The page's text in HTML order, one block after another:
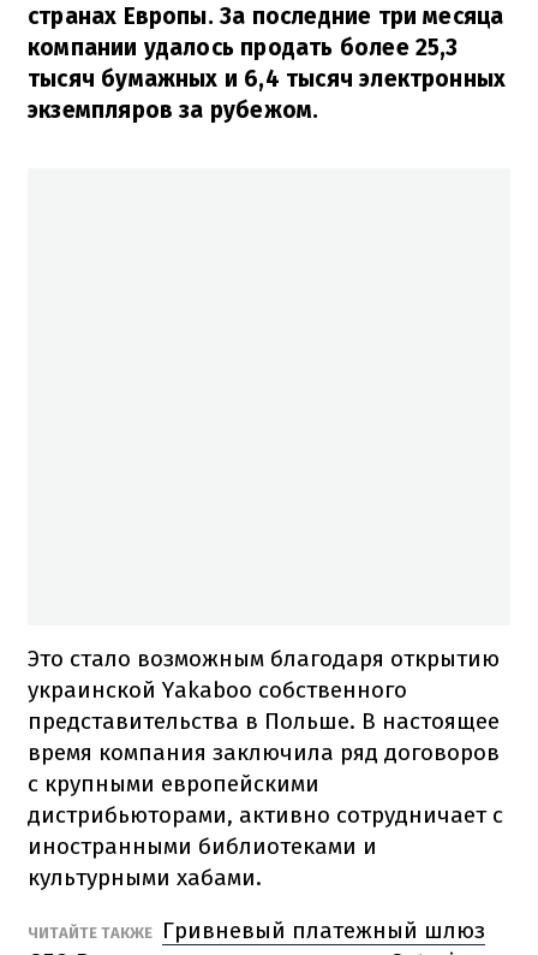
странах Европы. За последние три месяца
компании удалось продать более 25,3
тысяч бумажных и 6,4 тысяч электронных
экземпляров за рубежом.
Это стало возможным благодаря открытию
украинской Yakaboo собственного
представительства в Польше. В настоящее
время компания заключила ряд договоров
с крупными европейскими
дистрибьюторами, активно сотрудничает с
иностранными библиотеками и
культурными хабами.
ЧИТАЙТЕ ТАКЖЕ
Гривневый платежный шлюз